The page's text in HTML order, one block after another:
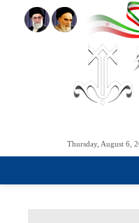
Thursday, August 6,